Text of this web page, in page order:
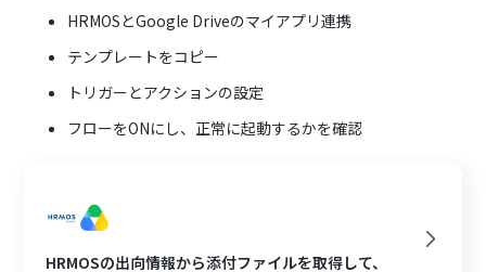
HRMOSとGoogle Driveのマイアプリ連携
テンプレートをコピー
トリガーとアクションの設定
フローをONにし、正常に起動するかを確認
HRMOSの出向情報から添付ファイルを取得して、